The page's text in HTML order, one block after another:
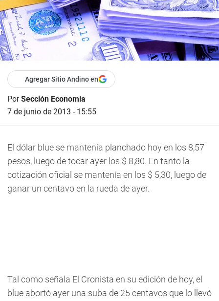
Agregar Sitio Andino en
PorSección Economía
7 de junio de 2013 - 15:55
El dólar blue se mantenía planchado hoy en los 8,57
pesos, luego de tocar ayer los $ 8,80. En tanto la
cotización oficial se mantenía en los $ 5,30, luego de
ganar un centavo en la rueda de ayer.
Tal como señala El Cronista en su edición de hoy, el
blue abortó ayer una suba de 25 centavos que lo llevó